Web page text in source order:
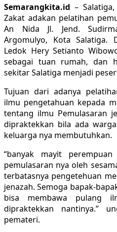
Semarangkita.id –
Zakat adakan pelatihan
An Nida Jl. Jend.
Argomulyo, Kota Salatiga.
Ledok Hery Setianto
sebagai tuan rumah, dan
sekitar Salatiga menjadi
Tujuan dari adanya
ilmu pengetahuan kepada
tentang ilmu Pemulasaran
dipraktekkan bila ada
keluarga nya membutuhkan.
“banyak mayit
pemulasaran nya oleh
terbatasnya pengetehuan
jenazah. Semoga bapak-
bisa membawa pulang
dipraktekkan nantinya.”
pemateri.